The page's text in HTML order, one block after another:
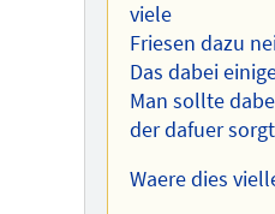
viele
Friesen dazu
Das dabei
Man sollte
der dafuer
Waere dies